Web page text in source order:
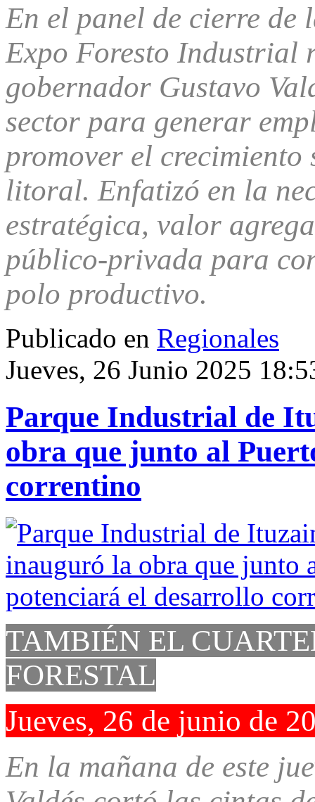
En el panel de cierre
Expo Foresto Industrial
gobernador Gustavo
sector para generar
promover el
litoral. Enfatizó en la
estratégica, valor
público-privada para
polo productivo.
Publicado en Regionales
Jueves, 26 Junio 2025
Parque Industrial de
obra que junto al
correntino
TAMBIÉN EL
FORESTAL
Jueves, 26 de junio de
En la mañana de este